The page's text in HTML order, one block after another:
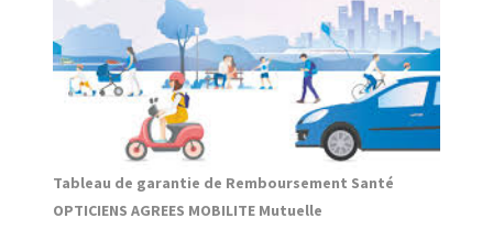
Tableau de garantie de Remboursement Santé
OPTICIENS AGREES MOBILITE Mutuelle